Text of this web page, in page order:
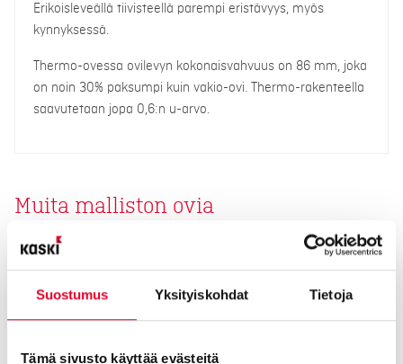
Suostumus Yksityiskohdat Tietoja
Tämä sivusto käyttää evästeitä
Erikoisleveällä tiivisteellä parempi eristävyys, myös
kynnyksessä.
Thermo-ovessa ovilevyn kokonaisvahvuus on 86 mm, joka
on noin 30% paksumpi kuin vakio-ovi. Thermo-rakenteella
saavutetaan jopa 0,6:n u-arvo.
Muita malliston ovia